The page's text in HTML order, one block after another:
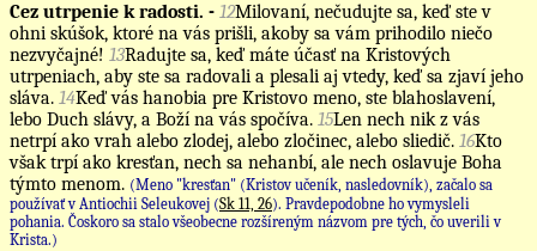
Cez utrpenie k radosti. - 12Milovaní, nečudujte sa, keď ste v
ohni skúšok, ktoré na vás prišli, akoby sa vám prihodilo niečo
nezvyčajné! 13Radujte sa, keď máte účasť na Kristových
utrpeniach, aby ste sa radovali a plesali aj vtedy, keď sa zjaví jeho
sláva. 14Keď vás hanobia pre Kristovo meno, ste blahoslavení,
lebo Duch slávy, a Boží na vás spočíva. 15Len nech nik z vás
netrpí ako vrah alebo zlodej, alebo zločinec, alebo sliedič. 16Kto
však trpí ako kresťan, nech sa nehanbí, ale nech oslavuje Boha
týmto menom. (Meno "kresťan" (Kristov učeník, nasledovník), začalo sa
používať v Antiochii Seleukovej (Sk 11, 26). Pravdepodobne ho vymysleli
pohania. Čoskoro sa stalo všeobecne rozšíreným názvom pre tých, čo uverili v
Krista.)